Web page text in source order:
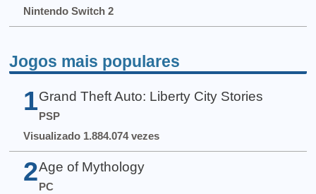
Nintendo Switch 2
Jogos mais populares
1 Grand Theft Auto: Liberty City Stories
PSP
Visualizado 1.884.074 vezes
2 Age of Mythology
PC